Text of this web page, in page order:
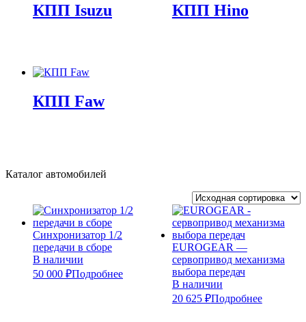
КПП Isuzu КПП Hino
КПП Faw
Каталог автомобилей
Cинхронизатор 1/2
передачи в сборе
В наличии
50 000 ₽Подробнее
EUROGEAR —
cервопривод механизма
выбора передач
В наличии
20 625 ₽Подробнее